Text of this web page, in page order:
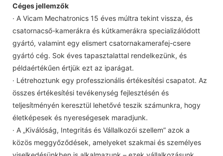
Céges jellemzők
· A Vicam Mechatronics 15 éves múltra tekint vissza, és
csatornacső-kamerákra és kútkamerákra specializálódott
gyártó, valamint egy elismert csatornakamerafej-csere
gyártó cég. Sok éves tapasztalattal rendelkezünk, és
példaértékűen értjük ezt az iparágat.
· Létrehoztunk egy professzionális értékesítési csapatot. Az
összes értékesítési tevékenység fejlesztésén és
teljesítményén keresztül lehetővé teszik számunkra, hogy
életképesek és nyereségesek maradjunk.
· A „Kiválóság, Integritás és Vállalkozói szellem” azok a
közös meggyőződések, amelyeket szakmai és személyes